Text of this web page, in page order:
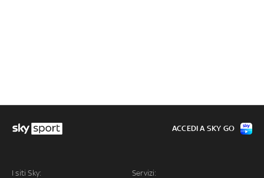
I siti Sky: Servizi:
ACCEDI A SKY GO